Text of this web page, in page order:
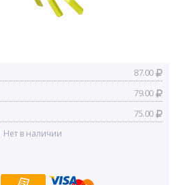
87.00
79.00
75.00
Нет в наличии